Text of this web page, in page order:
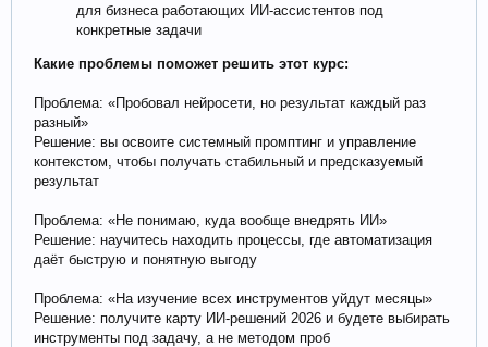
для бизнеса работающих ИИ-ассистентов под
конкретные задачи
Какие проблемы поможет решить этот курс:
Проблема: «Пробовал нейросети, но результат каждый раз
разный»
Решение: вы освоите системный промптинг и управление
контекстом, чтобы получать стабильный и предсказуемый
результат
Проблема: «Не понимаю, куда вообще внедрять ИИ»
Решение: научитесь находить процессы, где автоматизация
даёт быструю и понятную выгоду
Проблема: «На изучение всех инструментов уйдут месяцы»
Решение: получите карту ИИ-решений 2026 и будете выбирать
инструменты под задачу, а не методом проб